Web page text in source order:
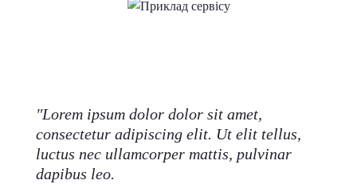
"Lorem ipsum dolor dolor sit amet,
consectetur adipiscing elit. Ut elit tellus,
luctus nec ullamcorper mattis, pulvinar
dapibus leo.